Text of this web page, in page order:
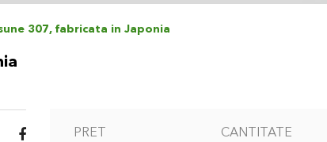
307, fabricata in Japonia
PRET
CANTITATE